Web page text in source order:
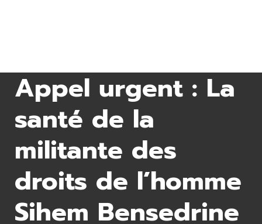
Appel urgent : La
santé de la
militante des
droits de l’homme
Sihem Bensedrine